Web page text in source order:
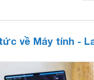
về Máy tính -